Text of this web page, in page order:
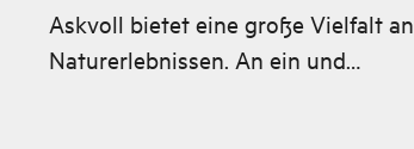
Askvoll bietet eine große Vielfalt an
Naturerlebnissen. An ein und